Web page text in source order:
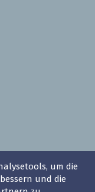
um die
und die